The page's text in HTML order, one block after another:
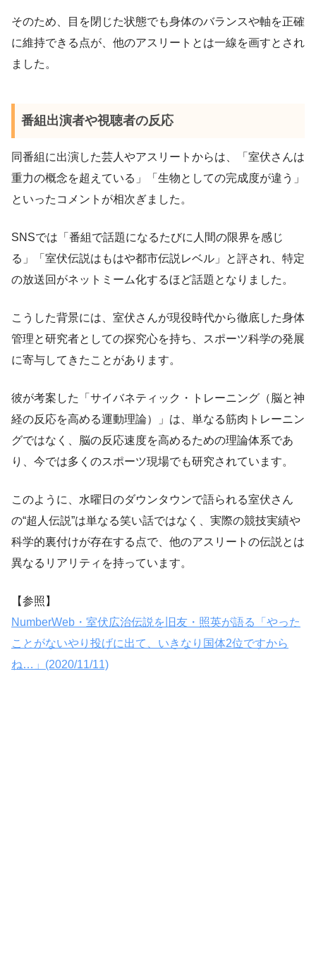
そのため、目を閉じた状態でも身体のバランスや軸を正確
に維持できる点が、他のアスリートとは一線を画すとされ
ました。
番組出演者や視聴者の反応
同番組に出演した芸人やアスリートからは、「室伏さんは
重力の概念を超えている」「生物としての完成度が違う」
といったコメントが相次ぎました。
SNSでは「番組で話題になるたびに人間の限界を感じ
る」「室伏伝説はもはや都市伝説レベル」と評され、特定
の放送回がネットミーム化するほど話題となりました。
こうした背景には、室伏さんが現役時代から徹底した身体
管理と研究者としての探究心を持ち、スポーツ科学の発展
に寄与してきたことがあります。
彼が考案した「サイバネティック・トレーニング（脳と神
経の反応を高める運動理論）」は、単なる筋肉トレーニン
グではなく、脳の反応速度を高めるための理論体系であ
り、今では多くのスポーツ現場でも研究されています。
このように、水曜日のダウンタウンで語られる室伏さん
の“超人伝説”は単なる笑い話ではなく、実際の競技実績や
科学的裏付けが存在する点で、他のアスリートの伝説とは
異なるリアリティを持っています。
【参照】
NumberWeb・室伏広治伝説を旧友・照英が語る「やった
ことがないやり投げに出て、いきなり国体2位ですから
ね…」(2020/11/11)